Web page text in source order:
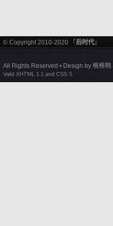
© Copyright 2010-2020 「 后时代 」
All Rights Reserved • Design by 格格物.
Valid XHTML 1.1 and CSS 3.